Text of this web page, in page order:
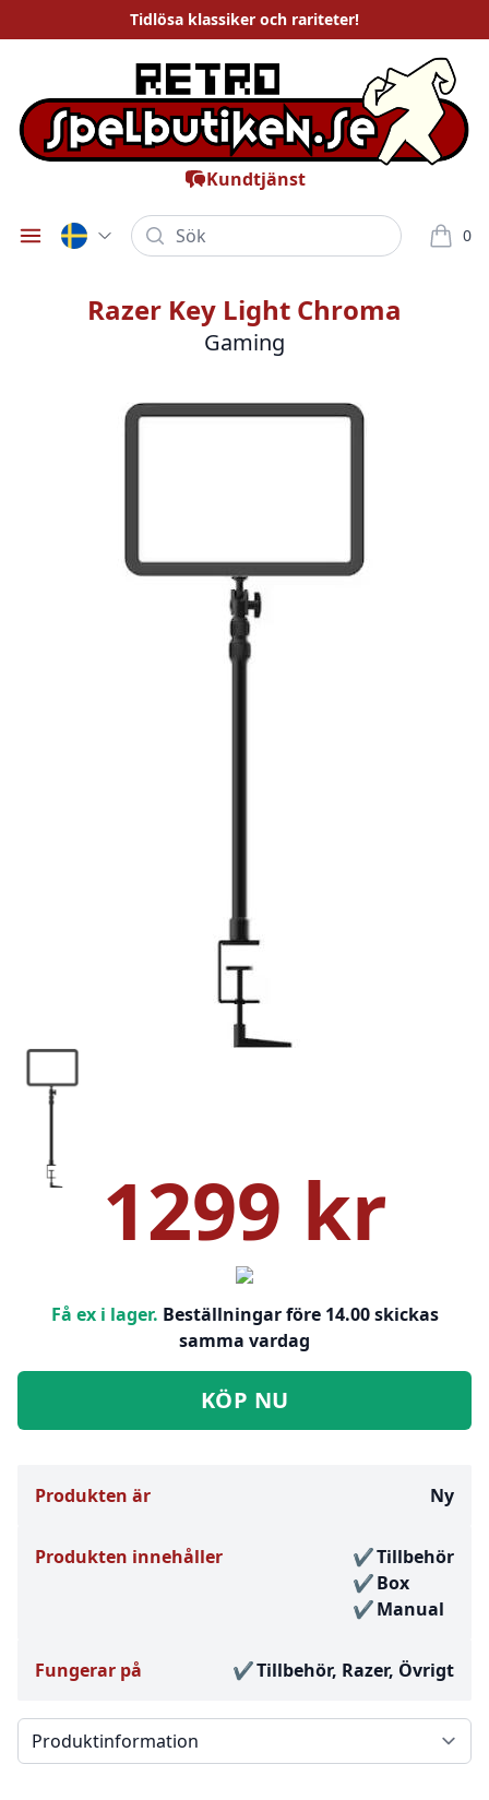
Tidlösa klassiker och rariteter!
Kundtjänst
Öppna meny
Sök 0
varor i
Razer Key Light Chroma
Gaming
1299 kr
Få ex i lager. Beställningar före 14.00 skickas
samma vardag
KÖP NU
Produkten är Ny
Produkten innehåller
Tillbehör
Box
Manual
Fungerar på Tillbehör, Razer, Övrigt
Välj en flik